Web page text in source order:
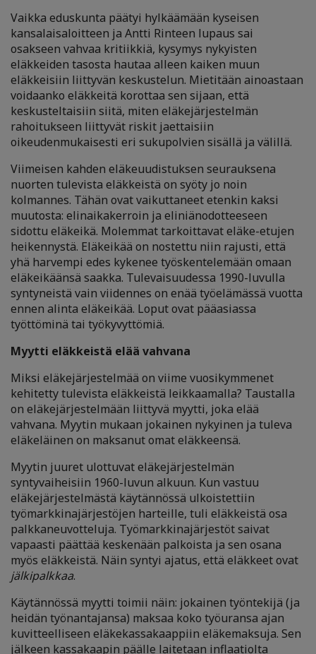
Vaikka eduskunta päätyi hylkäämään kyseisen
kansalaisaloitteen ja Antti Rinteen lupaus sai
osakseen vahvaa kritiikkiä, kysymys nykyisten
eläkkeiden tasosta hautaa alleen kaiken muun
eläkkeisiin liittyvän keskustelun. Mietitään ainoastaan
voidaanko eläkkeitä korottaa sen sijaan, että
keskusteltaisiin siitä, miten eläkejärjestelmän
rahoitukseen liittyvät riskit jaettaisiin
oikeudenmukaisesti eri sukupolvien sisällä ja välillä.
Viimeisen kahden eläkeuudistuksen seurauksena
nuorten tulevista eläkkeistä on syöty jo noin
kolmannes. Tähän ovat vaikuttaneet etenkin kaksi
muutosta: elinaikakerroin ja eliniänodotteeseen
sidottu eläkeikä. Molemmat tarkoittavat eläke-etujen
heikennystä. Eläkeikää on nostettu niin rajusti, että
yhä harvempi edes kykenee työskentelemään omaan
eläkeikäänsä saakka. Tulevaisuudessa 1990-luvulla
syntyneistä vain viidennes on enää työelämässä vuotta
ennen alinta eläkeikää. Loput ovat pääasiassa
työttöminä tai työkyvyttömiä.
Myytti eläkkeistä elää vahvana
Miksi eläkejärjestelmää on viime vuosikymmenet
kehitetty tulevista eläkkeistä leikkaamalla? Taustalla
on eläkejärjestelmään liittyvä myytti, joka elää
vahvana. Myytin mukaan jokainen nykyinen ja tuleva
eläkeläinen on maksanut omat eläkkeensä.
Myytin juuret ulottuvat eläkejärjestelmän
syntyvaiheisiin 1960-luvun alkuun. Kun vastuu
eläkejärjestelmästä käytännössä ulkoistettiin
työmarkkinajärjestöjen harteille, tuli eläkkeistä osa
palkkaneuvotteluja. Työmarkkinajärjestöt saivat
vapaasti päättää keskenään palkoista ja sen osana
myös eläkkeistä. Näin syntyi ajatus, että eläkkeet ovat
jälkipalkkaa.
Käytännössä myytti toimii näin: jokainen työntekijä (ja
heidän työnantajansa) maksaa koko työuransa ajan
kuvitteelliseen eläkekassakaappiin eläkemaksuja. Sen
jälkeen kassakaapin päälle laitetaan inflaatiolta